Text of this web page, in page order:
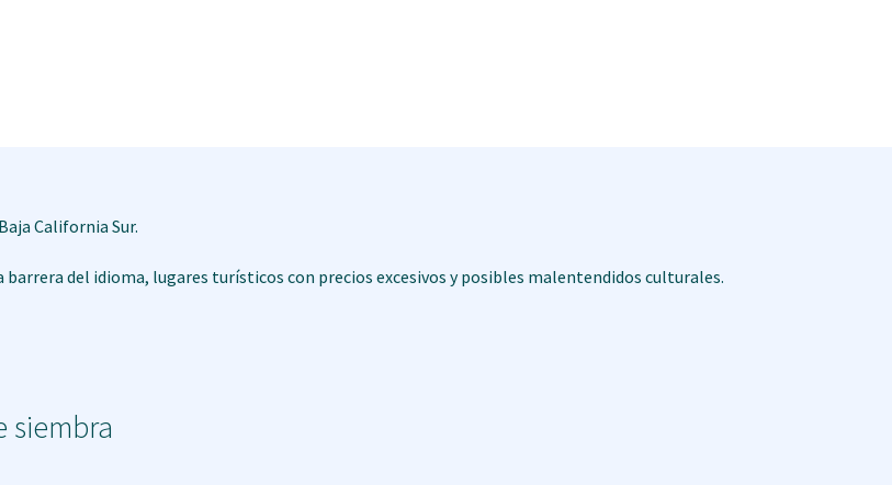
California Sur.
del idioma, lugares turísticos con precios excesivos y posibles malentendidos culturales.
siembra